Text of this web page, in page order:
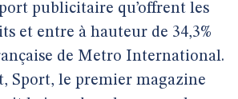
publicitaire qu’offrent les
et entre à hauteur de 34,3%
de Metro International.
Sport, le premier magazine